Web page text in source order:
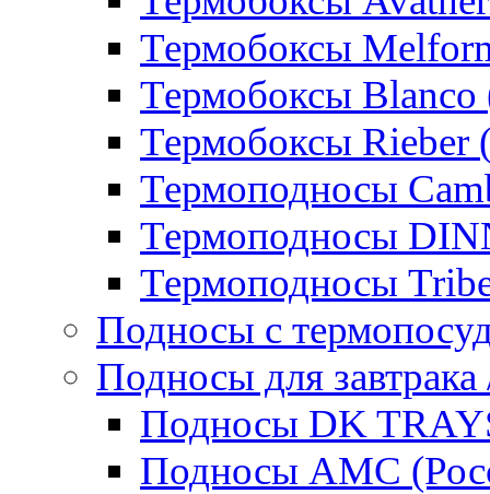
Термобоксы
Термобоксы Blanco
Термобоксы Rieber
Термоподносы
Термоподносы
Термоподносы
Подносы с
Подносы для завтрака
Подносы DK
Подносы AMC